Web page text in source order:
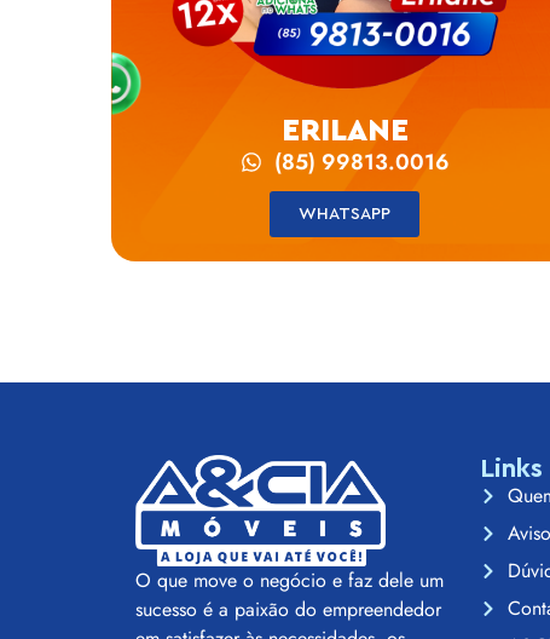
ERILANE
(85) 99813.0016
WHATSAPP
O que move o negócio e faz dele um
sucesso é a paixão do empreendedor
Links